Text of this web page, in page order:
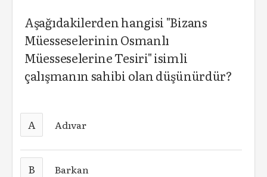
Aşağıdakilerden hangisi "Bizans
Müesseselerinin Osmanlı
Müesseselerine Tesiri" isimli
çalışmanın sahibi olan düşünürdür?
A Adıvar
B Barkan